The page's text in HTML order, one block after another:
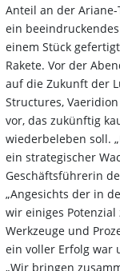
Anteil an der
ein
einem Stück
Rakete. Vor der
auf die Zukunft der
Structures,
vor, das zukünftig
wiederbeleben soll.
ein strategischer
Geschäftsführerin
„Angesichts der in
wir einiges
Werkzeuge und
ein voller Erfolg war
„Wir bringen